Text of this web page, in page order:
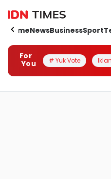
HomeNewsBusinessSport
For
You
# Yuk Vote